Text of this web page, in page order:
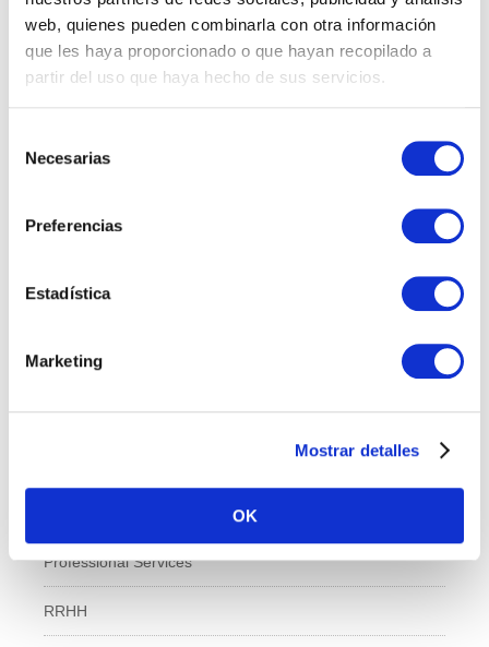
web, quienes pueden combinarla con otra información
que les haya proporcionado o que hayan recopilado a
partir del uso que haya hecho de sus servicios.
Necesarias
Preferencias
Estadística
Marketing
Mostrar detalles
OK
Account Manager
Administración y Finanzas
IT
Logí­stica
Professional Services
RRHH